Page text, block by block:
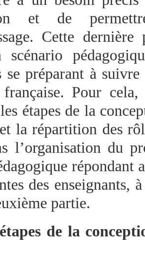
et de
Cette
scénario
se préparant à
Pour
étapes de la
la répartition des
l’organisation du
répondant
des enseignants,
partie.
de la